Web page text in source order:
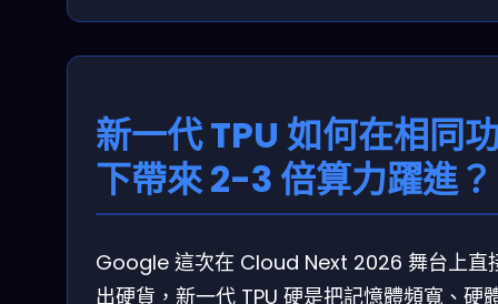
新一代 TPU 如何在相同
下帶來 2-3 倍算力躍進？
Google 這次在 Cloud Next 2026 舞台上直
出硬貨，新一代 TPU 硬是把記憶體頻寬、硬